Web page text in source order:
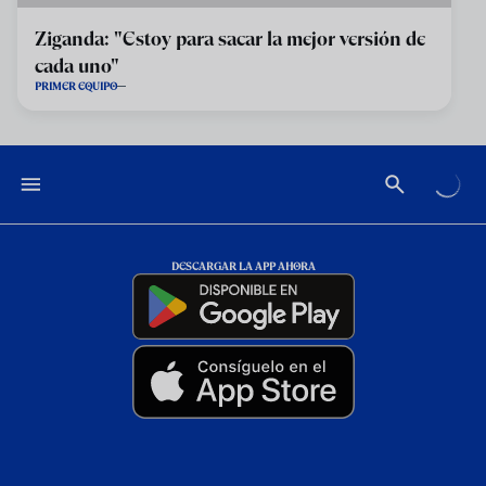
Ziganda: "Estoy para sacar la mejor versión de
cada uno"
PRIMER EQUIPO
DESCARGAR LA APP AHORA